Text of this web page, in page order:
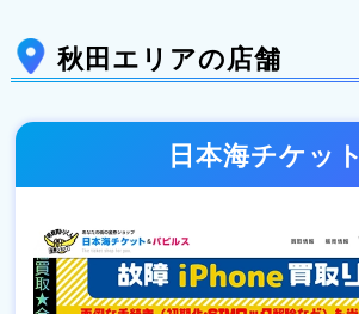
秋田エリアの店舗
日本海チケット